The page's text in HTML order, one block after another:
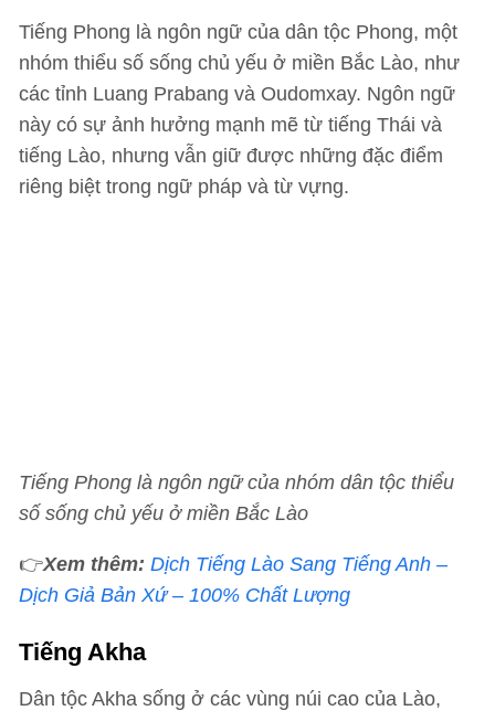
Tiếng Phong là ngôn ngữ của dân tộc Phong, một
nhóm thiểu số sống chủ yếu ở miền Bắc Lào, như
các tỉnh Luang Prabang và Oudomxay. Ngôn ngữ
này có sự ảnh hưởng mạnh mẽ từ tiếng Thái và
tiếng Lào, nhưng vẫn giữ được những đặc điểm
riêng biệt trong ngữ pháp và từ vựng.
Tiếng Phong là ngôn ngữ của nhóm dân tộc thiểu
số sống chủ yếu ở miền Bắc Lào
👉Xem thêm: Dịch Tiếng Lào Sang Tiếng Anh –
Dịch Giả Bản Xứ – 100% Chất Lượng
Tiếng Akha
Dân tộc Akha sống ở các vùng núi cao của Lào,